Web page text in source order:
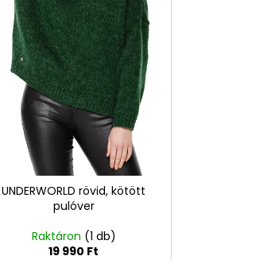
UNDERWORLD rövid, kötött
pulóver
Raktáron (1 db)
19 990 Ft